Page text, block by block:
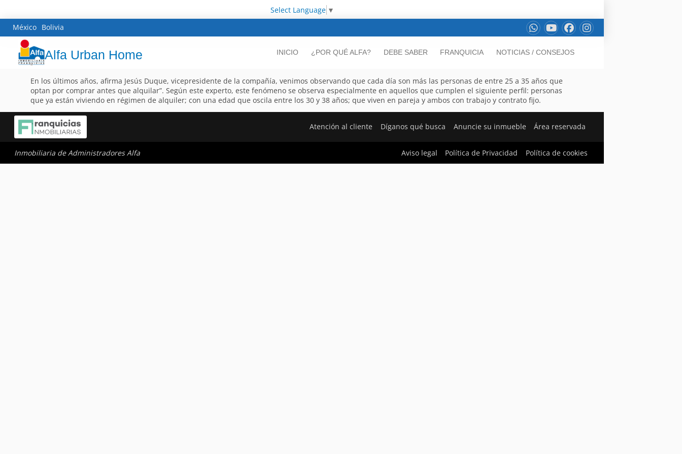
Select Language ▼
México Bolivia
Alfa Urban Home INICIO ¿POR QUÉ ALFA? DEBE SABER FRANQUICIA NOTICIAS / CONSEJOS
En los últimos años, afirma Jesús Duque, vicepresidente de la compañía, venimos observando que cada día son más las personas de entre 25 a 35 años que
optan por comprar antes que alquilar”. Según este experto, este fenómeno se observa especialmente en aquellos que cumplen el siguiente perfil: personas
que ya están viviendo en régimen de alquiler; con una edad que oscila entre los 30 y 38 años; que viven en pareja y ambos con trabajo y contrato fijo.
Atención al cliente Díganos qué busca Anuncie su inmueble Área reservada
Inmobiliaria de Administradores Alfa Aviso legal Política de Privacidad Política de cookies